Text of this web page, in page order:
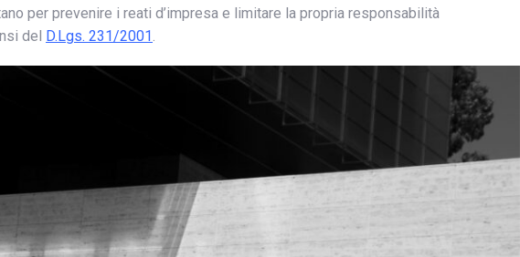
per prevenire i reati d’impresa e limitare la propria responsabilità
del D.Lgs. 231/2001.